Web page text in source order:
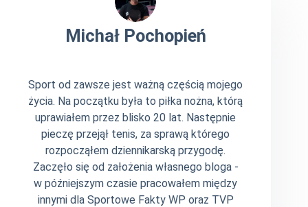
Michał Pochopień
Sport od zawsze jest ważną częścią mojego
życia. Na początku była to piłka nożna, którą
uprawiałem przez blisko 20 lat. Następnie
pieczę przejął tenis, za sprawą którego
rozpocząłem dziennikarską przygodę.
Zaczęło się od założenia własnego bloga -
w późniejszym czasie pracowałem między
innymi dla Sportowe Fakty WP oraz TVP